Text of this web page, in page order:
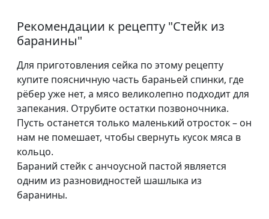
Рекомендации к рецепту "Стейк из
баранины"
Для приготовления сейка по этому рецепту
купите поясничную часть бараньей спинки, где
рёбер уже нет, а мясо великолепно подходит для
запекания. Отрубите остатки позвоночника.
Пусть останется только маленький отросток – он
нам не помешает, чтобы свернуть кусок мяса в
кольцо.
Бараний стейк с анчоусной пастой является
одним из разновидностей шашлыка из
баранины.